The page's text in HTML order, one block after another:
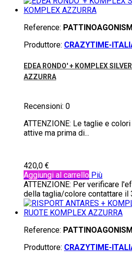
Reference:
Produttore: CRAZYTIME-
EDEA RONDO' + KOMPLEX
AZZURRA
Recensioni: 0
ATTENZIONE: Le taglie e
attive ma prima di...
420,0 €
Aggiungi al carrello Più
ATTENZIONE: Per verificare
della taglia/colore contattare il
Reference:
Produttore: CRAZYTIME-